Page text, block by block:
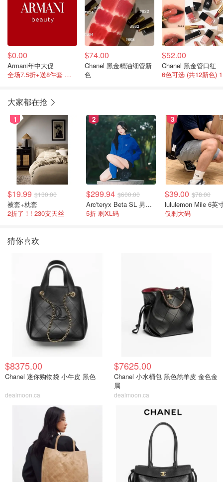
$0.00
Armani年中大促
全场7.5折+送8件套 含黑钥匙面霜
$74.00
Chanel 黑金精油细管新
色
$52.00
Chanel 黑金管口红
大家都在抢
1
$19.99 $130.00
被套+枕套
2折了！! 230支天丝
2
$299.94 $600.00
Arc'teryx Beta SL 男士夹克 黑色
5折 剩XL码
3
$39.00 $78.00
仅剩大码
猜你喜欢
$8375.00
Chanel 迷你购物袋 小牛皮 黑色
dealmoon.ca
$7625.00
Chanel 小水桶包 黑色羔羊皮 金色金
属
dealmoon.ca